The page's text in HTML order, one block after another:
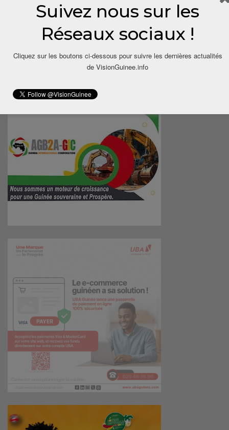
Suivez nous sur les
Réseaux sociaux !
Cliquez sur les boutons ci-dessous pour suivre les dernières actualités
de VisionGuinee.info